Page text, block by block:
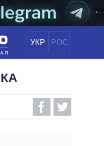
УКР РОС